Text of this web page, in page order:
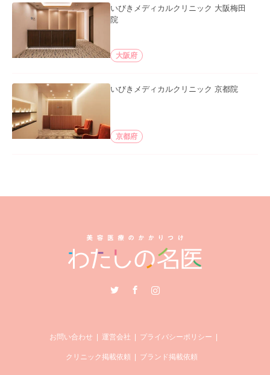
いびきメディカルクリニック 大阪梅田
院
大阪府
いびきメディカルクリニック 京都院
京都府
Instagram
お問い合わせ 運営会社 プライバシーポリシー
クリニック掲載依頼 ブランド掲載依頼